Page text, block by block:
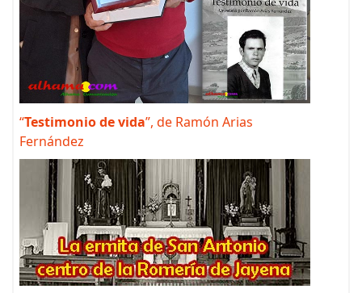
“Testimonio de vida”, de Ramón Arias
Fernández